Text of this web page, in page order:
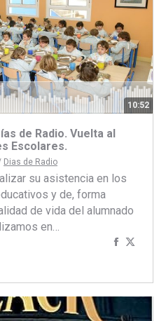
10:52
de Radio. Vuelta al
Escolares.
Dias de Radio
su asistencia en los
y de, forma
de vida del alumnado
en…